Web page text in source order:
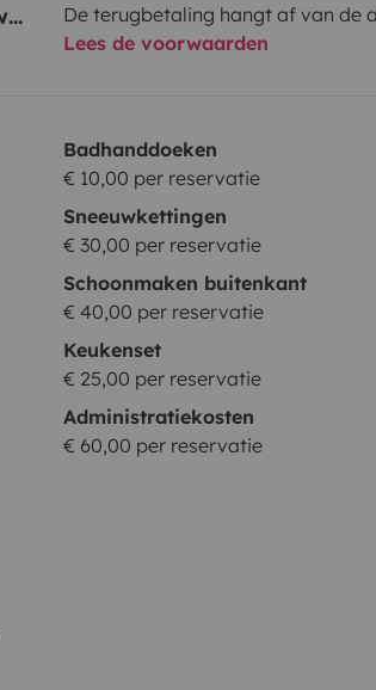
Annuleringsvoorwaarden
De terugbetaling hangt af van de
Lees de voorwaarden
Badhanddoeken
€ 10,00 per reservatie
Sneeuwkettingen
€ 30,00 per reservatie
Schoonmaken buitenkant
€ 40,00 per reservatie
Keukenset
€ 25,00 per reservatie
Administratiekosten
€ 60,00 per reservatie